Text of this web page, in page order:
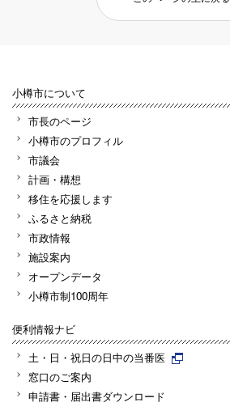
小樽市について
市長のページ
小樽市のプロフィル
市議会
計画・構想
移住を応援します
ふるさと納税
市政情報
施設案内
オープンデータ
小樽市制100周年
便利情報ナビ
土・日・祝日の日中の当番医
窓口のご案内
申請書・届出書ダウンロード